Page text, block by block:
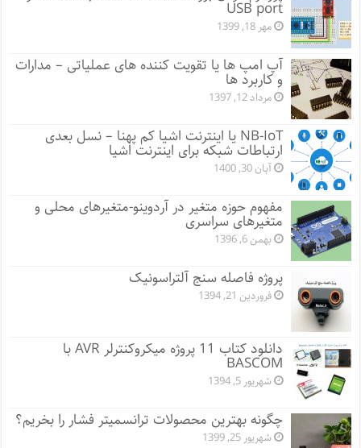
USB port
مهر 18, 1399
آپ امپ ها یا تقویت کننده های عملیاتی – مدارات
و کاربرد ها
مرداد 12, 1397
NB-IoT یا اینترنت اشیا کم پهنا – نسل بعدی
ارتباطات شبکه برای اینترنت اشیا
آبان 30, 1400
مفهوم حوزه متغیر در آردوینو-متغیرهای محلی و
متغیرهای سراسری
بهمن 6, 1396
پروژه فاصله سنج آلتراسونیک
فروردین 21, 1394
دانلود کتاب 11 پروژه میکروکنترلر AVR با
BASCOM
شهریور 5, 1394
چگونه بهترین محصولات ترانسمیتر فشار را بخریم؟
شهریور 25, 1399